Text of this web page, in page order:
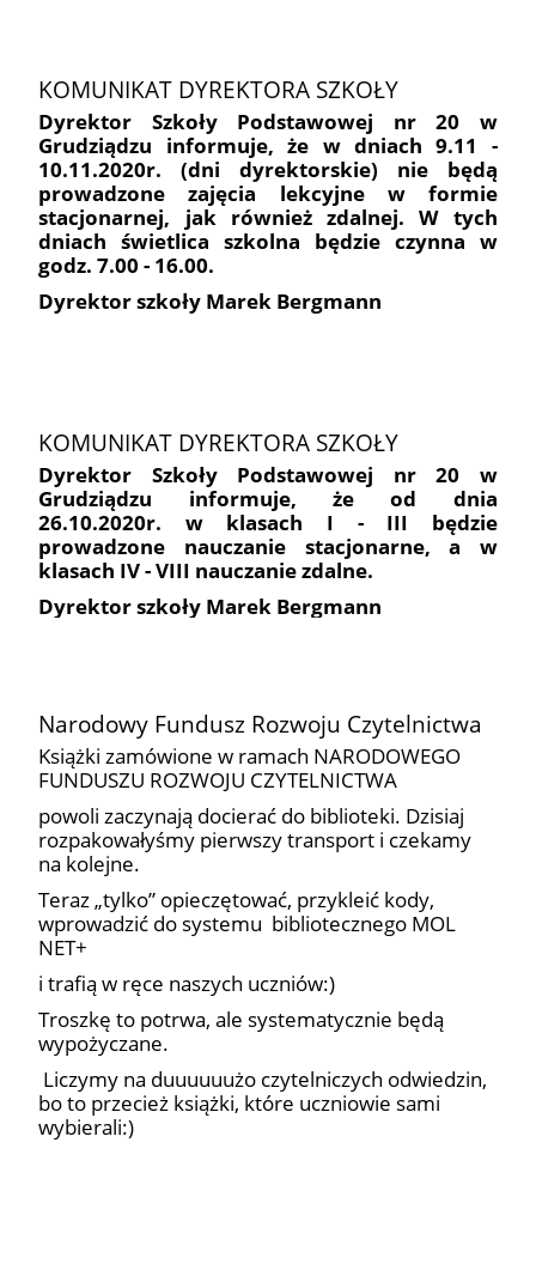
KOMUNIKAT DYREKTORA SZKOŁY
Dyrektor Szkoły Podstawowej nr 20 w
Grudziądzu informuje, że w dniach 9.11 -
10.11.2020r. (dni dyrektorskie) nie będą
prowadzone zajęcia lekcyjne w formie
stacjonarnej, jak również zdalnej. W tych
dniach świetlica szkolna będzie czynna w
godz. 7.00 - 16.00.
Dyrektor szkoły Marek Bergmann
KOMUNIKAT DYREKTORA SZKOŁY
Dyrektor Szkoły Podstawowej nr 20 w
Grudziądzu informuje, że od dnia
26.10.2020r. w klasach I - III będzie
prowadzone nauczanie stacjonarne, a w
klasach IV - VIII nauczanie zdalne.
Dyrektor szkoły Marek Bergmann
Narodowy Fundusz Rozwoju Czytelnictwa
Książki zamówione w ramach NARODOWEGO
FUNDUSZU ROZWOJU CZYTELNICTWA
powoli zaczynają docierać do biblioteki. Dzisiaj
rozpakowałyśmy pierwszy transport i czekamy
na kolejne.
Teraz „tylko” opieczętować, przykleić kody,
wprowadzić do systemu bibliotecznego MOL
NET+
i trafią w ręce naszych uczniów:)
Troszkę to potrwa, ale systematycznie będą
wypożyczane.
Liczymy na duuuuuużo czytelniczych odwiedzin,
bo to przecież książki, które uczniowie sami
wybierali:)